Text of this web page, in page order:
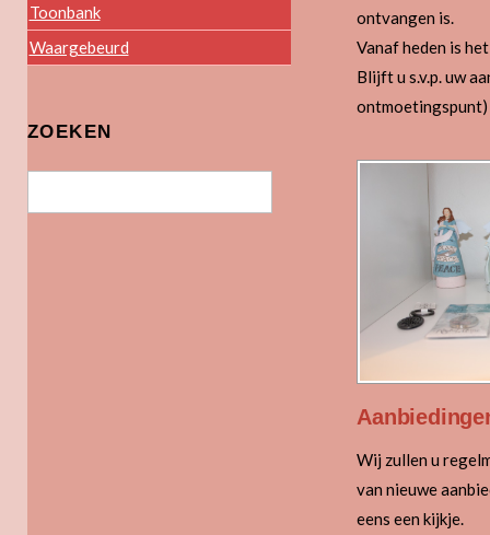
ontvangen is.
Vanaf heden is
Blijft u s.v.p. uw
Wij zullen u
van nieuwe
eens een kijkje.
Toonbank
Waargebeurd
ZOEKEN